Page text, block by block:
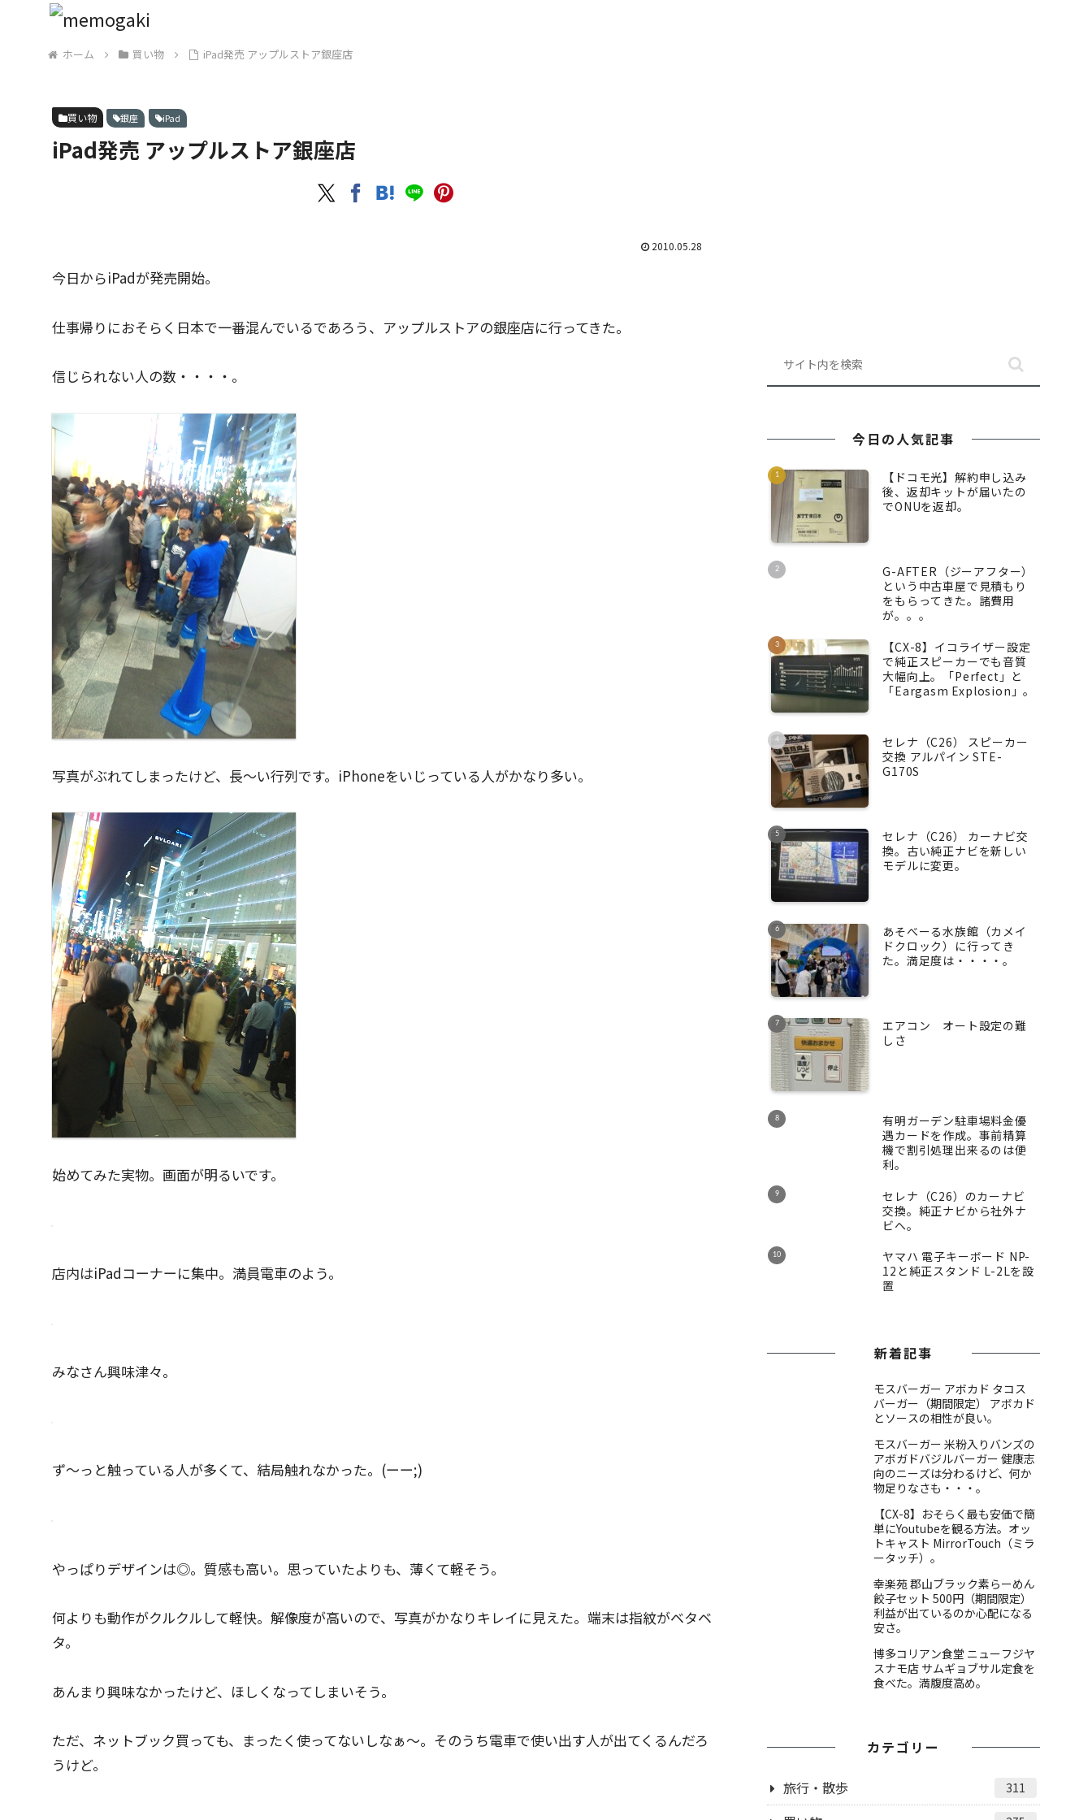
ホーム 買い物 iPad発売 アップルストア銀座店
買い物 銀座 iPad
iPad発売 アップルストア銀座店
2010.05.28
今日からiPadが発売開始。
仕事帰りにおそらく日本で一番混んでいるであろう、アップルストアの銀座店に行ってきた。
信じられない人の数・・・・。
写真がぶれてしまったけど、長～い行列です。iPhoneをいじっている人がかなり多い。
始めてみた実物。画面が明るいです。
店内はiPadコーナーに集中。満員電車のよう。
みなさん興味津々。
ず～っと触っている人が多くて、結局触れなかった。(ーー;)
やっぱりデザインは◎。質感も高い。思っていたよりも、薄くて軽そう。
何よりも動作がクルクルして軽快。解像度が高いので、写真がかなりキレイに見えた。端末は指紋がベタベ
タ。
あんまり興味なかったけど、ほしくなってしまいそう。
ただ、ネットブック買っても、まったく使ってないしなぁ～。そのうち電車で使い出す人が出てくるんだろ
うけど。
今日の人気記事
【ドコモ光】解約申し込み
後、返却キットが届いたの
でONUを返却。
G-AFTER（ジーアフター）
という中古車屋で見積もり
をもらってきた。諸費用
が。。。
【CX-8】イコライザー設定
で純正スピーカーでも音質
大幅向上。「Perfect」と
「Eargasm Explosion」。
セレナ（C26） スピーカー
交換 アルパイン STE-
G170S
セレナ（C26） カーナビ交
換。古い純正ナビを新しい
モデルに変更。
あそべーる水族館（カメイ
ドクロック）に行ってき
た。満足度は・・・・。
エアコン オート設定の難
しさ
有明ガーデン駐車場料金優
遇カードを作成。事前精算
機で割引処理出来るのは便
利。
セレナ（C26）のカーナビ
交換。純正ナビから社外ナ
ビへ。
ヤマハ 電子キーボード NP-
12と純正スタンド L-2Lを設
置
新着記事
モスバーガー アボカド タコス
バーガー（期間限定） アボカド
とソースの相性が良い。
モスバーガー 米粉入りバンズの
アボガドバジルバーガー 健康志
向のニーズは分わるけど、何か
物足りなさも・・・。
【CX-8】おそらく最も安価で簡
単にYoutubeを観る方法。オッ
トキャスト MirrorTouch（ミラ
ータッチ）。
幸楽苑 郡山ブラック素らーめん
餃子セット 500円（期間限定）
利益が出ているのか心配になる
安さ。
博多コリアン食堂 ニューフジヤ
スナモ店 サムギョブサル定食を
食べた。満腹度高め。
カテゴリー
旅行・散歩 311